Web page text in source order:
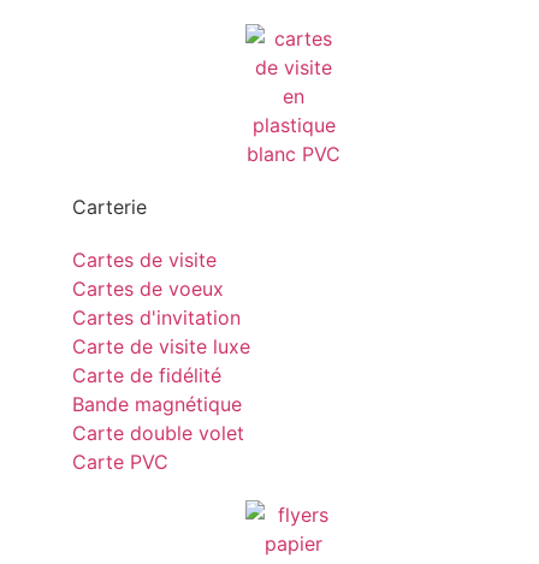
Carterie
Cartes de visite
Cartes de voeux
Cartes d'invitation
Carte de visite luxe
Carte de fidélité
Bande magnétique
Carte double volet
Carte PVC